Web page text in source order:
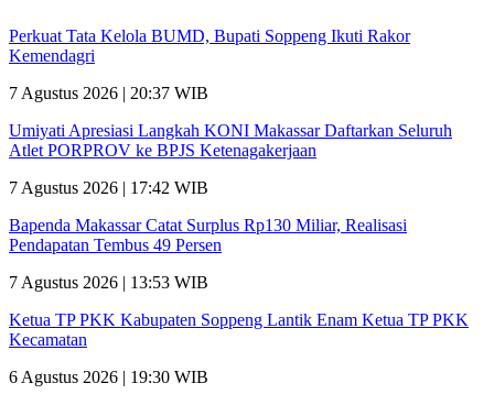
Perkuat Tata Kelola BUMD, Bupati Soppeng Ikuti Rakor
Kemendagri
7 Agustus 2026 | 20:37 WIB
Umiyati Apresiasi Langkah KONI Makassar Daftarkan Seluruh
Atlet PORPROV ke BPJS Ketenagakerjaan
7 Agustus 2026 | 17:42 WIB
Bapenda Makassar Catat Surplus Rp130 Miliar, Realisasi
Pendapatan Tembus 49 Persen
7 Agustus 2026 | 13:53 WIB
Ketua TP PKK Kabupaten Soppeng Lantik Enam Ketua TP PKK
Kecamatan
6 Agustus 2026 | 19:30 WIB